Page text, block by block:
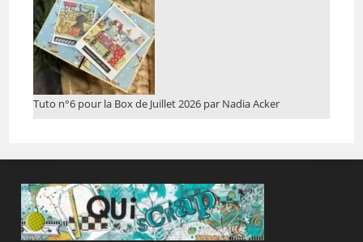
Tuto n°6 pour la Box de Juillet 2026 par Nadia Acker